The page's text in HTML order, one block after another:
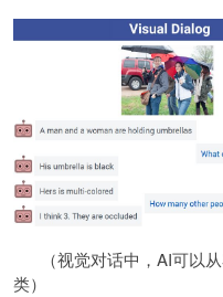
（视觉对话中，AI可以
类）